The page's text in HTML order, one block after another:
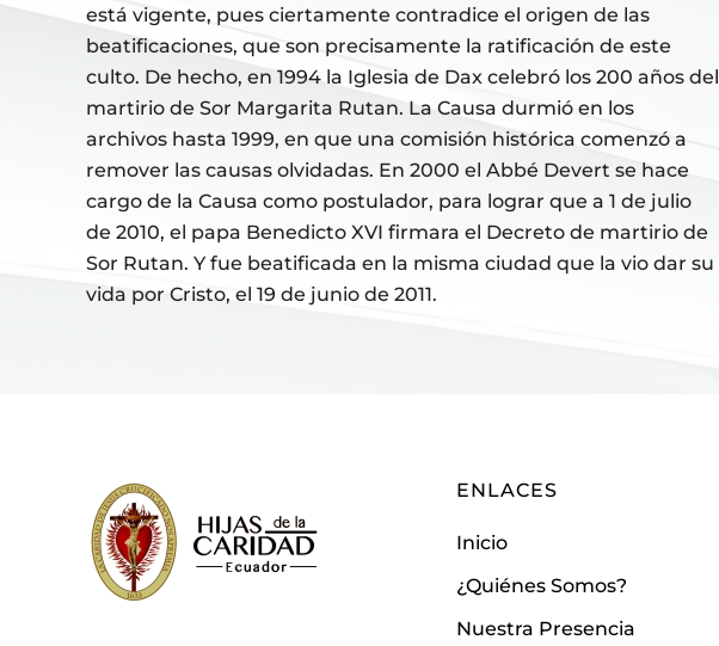
está vigente, pues ciertamente contradice el origen de las
beatificaciones, que son precisamente la ratificación de este
culto. De hecho, en 1994 la Iglesia de Dax celebró los 200 años del
martirio de Sor Margarita Rutan. La Causa durmió en los
archivos hasta 1999, en que una comisión histórica comenzó a
remover las causas olvidadas. En 2000 el Abbé Devert se hace
cargo de la Causa como postulador, para lograr que a 1 de julio
de 2010, el papa Benedicto XVI firmara el Decreto de martirio de
Sor Rutan. Y fue beatificada en la misma ciudad que la vio dar su
vida por Cristo, el 19 de junio de 2011.
ENLACES
Inicio
¿Quiénes Somos?
Nuestra Presencia